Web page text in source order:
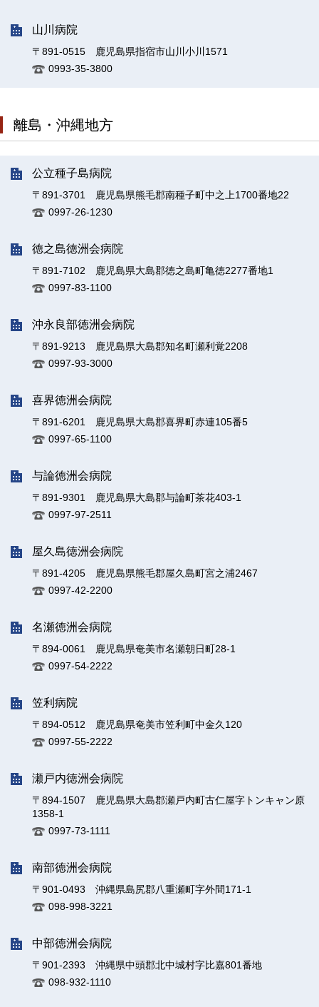
山川病院
〒891-0515 鹿児島県指宿市山川小川1571
0993-35-3800
離島・沖縄地方
公立種子島病院
〒891-3701 鹿児島県熊毛郡南種子町中之上1700番地22
0997-26-1230
徳之島徳洲会病院
〒891-7102 鹿児島県大島郡徳之島町亀徳2277番地1
0997-83-1100
沖永良部徳洲会病院
〒891-9213 鹿児島県大島郡知名町瀬利覚2208
0997-93-3000
喜界徳洲会病院
〒891-6201 鹿児島県大島郡喜界町赤連105番5
0997-65-1100
与論徳洲会病院
〒891-9301 鹿児島県大島郡与論町茶花403-1
0997-97-2511
屋久島徳洲会病院
〒891-4205 鹿児島県熊毛郡屋久島町宮之浦2467
0997-42-2200
名瀬徳洲会病院
〒894-0061 鹿児島県奄美市名瀬朝日町28-1
0997-54-2222
笠利病院
〒894-0512 鹿児島県奄美市笠利町中金久120
0997-55-2222
瀬戸内徳洲会病院
〒894-1507 鹿児島県大島郡瀬戸内町古仁屋字トンキャン原
1358-1
0997-73-1111
南部徳洲会病院
〒901-0493 沖縄県島尻郡八重瀬町字外間171-1
098-998-3221
中部徳洲会病院
〒901-2393 沖縄県中頭郡北中城村字比嘉801番地
098-932-1110